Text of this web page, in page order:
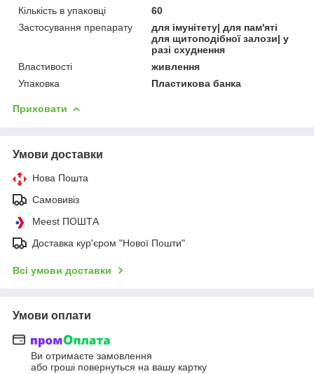
Кількість в упаковці
60
Застосування препарату
для імунітету| для пам'яті
для щитоподібної залози| у
разі схуднення
Властивості
живлення
Упаковка
Пластикова банка
Приховати
Умови доставки
Нова Пошта
Самовивіз
Meest ПОШТА
Доставка кур'єром "Нової Пошти"
Всі умови доставки
Умови оплати
Ви отримаєте замовлення
або гроші повернуться на вашу картку